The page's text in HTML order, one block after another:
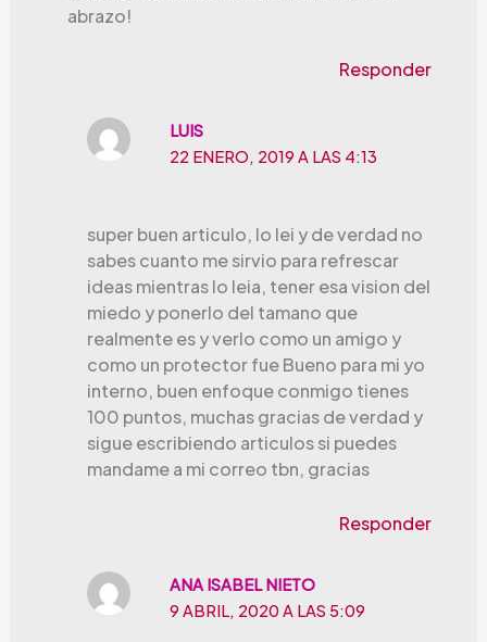
abrazo!
Responder
LUIS
22 ENERO, 2019 A LAS 4:13
super buen articulo, lo lei y de verdad no
sabes cuanto me sirvio para refrescar
ideas mientras lo leia, tener esa vision del
miedo y ponerlo del tamano que
realmente es y verlo como un amigo y
como un protector fue Bueno para mi yo
interno, buen enfoque conmigo tienes
100 puntos, muchas gracias de verdad y
sigue escribiendo articulos si puedes
mandame a mi correo tbn, gracias
Responder
ANA ISABEL NIETO
9 ABRIL, 2020 A LAS 5:09